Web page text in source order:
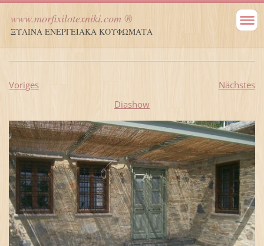
www.morfixilotexniki.com ®
ΞΥΛΙΝΑ ΕΝΕΡΓΕΙΑΚΑ ΚΟΥΦΩΜΑΤΑ
Voriges
Nächstes
Diashow